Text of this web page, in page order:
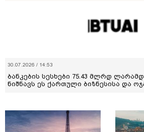
30.07.2026 / 14:53
ბანკების სესხები 75.43 მლრდ
ნიშნავს ეს ქართული ბიზნესისა და